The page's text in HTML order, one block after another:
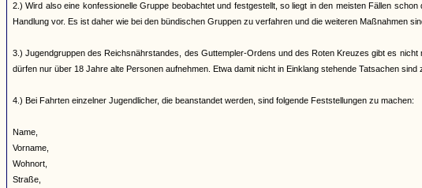
2.) Wird also eine konfessionelle Gruppe beobachtet und festgestellt, so liegt in den meisten Fällen
Handlung vor. Es ist daher wie bei den bündischen Gruppen zu verfahren und die weiteren Maßnahmen
3.) Jugendgruppen des Reichsnährstandes, des Guttempler-Ordens und des Roten Kreuzes gibt es
dürfen nur über 18 Jahre alte Personen aufnehmen. Etwa damit nicht in Einklang stehende Tatsachen sind
4.) Bei Fahrten einzelner Jugendlicher, die beanstandet werden, sind folgende Feststellungen zu machen:
Name,
Vorname,
Wohnort,
Straße,